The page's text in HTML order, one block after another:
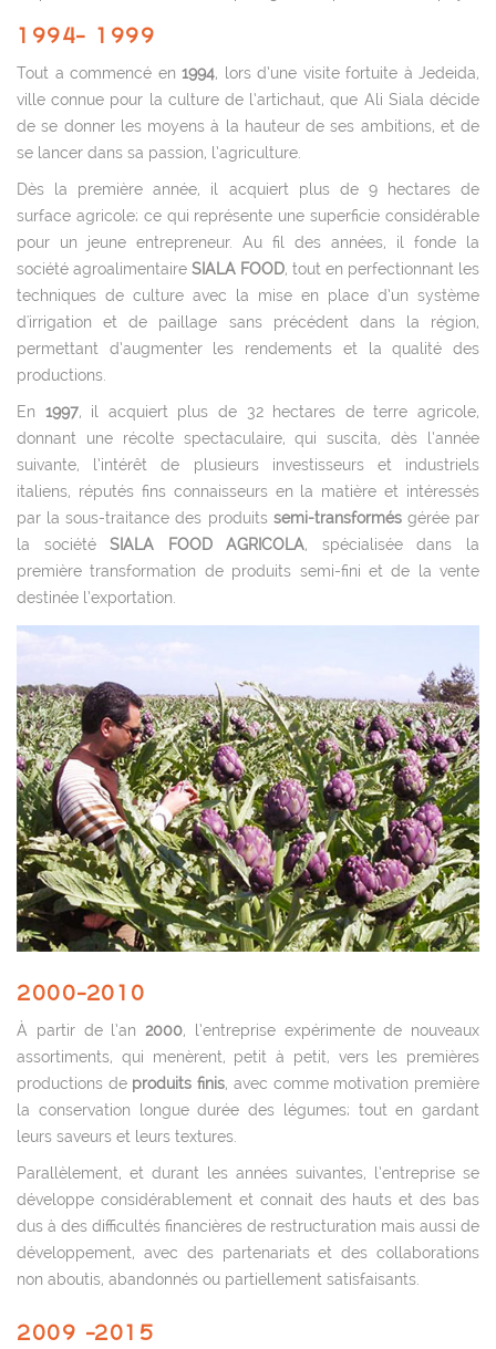
1994- 1999
Tout a commencé en 1994, lors d’une visite fortuite à Jedeida,
ville connue pour la culture de l’artichaut, que Ali Siala décide
de se donner les moyens à la hauteur de ses ambitions, et de
se lancer dans sa passion, l’agriculture.
Dès la première année, il acquiert plus de 9 hectares de
surface agricole; ce qui représente une superficie considérable
pour un jeune entrepreneur. Au fil des années, il fonde la
société agroalimentaire SIALA FOOD, tout en perfectionnant les
techniques de culture avec la mise en place d’un système
d'irrigation et de paillage sans précédent dans la région,
permettant d’augmenter les rendements et la qualité des
productions.
En 1997, il acquiert plus de 32 hectares de terre agricole,
donnant une récolte spectaculaire, qui suscita, dès l’année
suivante, l’intérêt de plusieurs investisseurs et industriels
italiens, réputés fins connaisseurs en la matière et intéressés
par la sous-traitance des produits semi-transformésgérée par
la sociétéSIALA FOOD AGRICOLA, spécialisée dans la
première transformation de produits semi-fini et de la vente
destinée l’exportation.
2000-2010
À partir de l’an 2000, l’entreprise expérimente de nouveaux
assortiments, qui menèrent, petit à petit, vers les premières
productions de produits finis, avec comme motivation première
la conservation longue durée des légumes; tout en gardant
leurs saveurs et leurs textures.
Parallèlement, et durant les années suivantes, l’entreprise se
développe considérablement et connait des hauts et des bas
dus à des difficultés financières de restructuration mais aussi de
développement, avec des partenariats et des collaborations
non aboutis, abandonnés ou partiellement satisfaisants.
2009 -2015